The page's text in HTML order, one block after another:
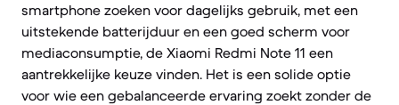
smartphone zoeken voor dagelijks gebruik, met een
uitstekende batterijduur en een goed scherm voor
mediaconsumptie, de Xiaomi Redmi Note 11 een
aantrekkelijke keuze vinden. Het is een solide optie
voor wie een gebalanceerde ervaring zoekt zonder de